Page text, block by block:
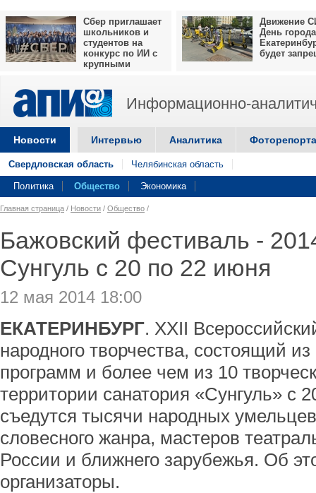
Сбер приглашает
школьников и
студентов на
конкурс по ИИ с
крупными
Движение
День города
будет
Информационно-
Новости Интервью Аналитика
Свердловская область Челябинская область
Политика Общество Экономика
Главная страница / Новости / Общество /
Бажовский фестиваль -
Сунгуль с 20 по 22 июня
12 мая 2014 18:00
ЕКАТЕРИНБУРГ. XXII
народного творчества, состоящий
программ и более чем из 10
территории санатория «Сунгуль» с
съедутся тысячи народных
словесного жанра, мастеров
России и ближнего зарубежья. Об
организаторы.